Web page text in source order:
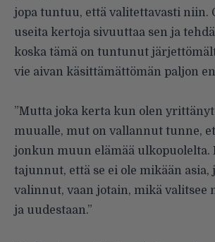
jopa tuntuu, että valitettavasti niin.
useita kertoja sivuuttaa sen ja
koska tämä on tuntunut
vie aivan käsittämättömän paljon
”Mutta joka kerta kun olen
muualle, mut on vallannut tunne,
jonkun muun elämää ulkopuolelta.
tajunnut, että se ei ole mikään asia,
valinnut, vaan jotain, mikä valitsee
ja uudestaan.”